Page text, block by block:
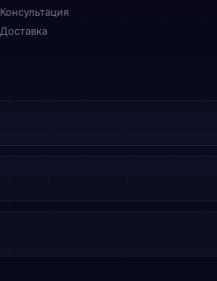
Консультация
Доставка